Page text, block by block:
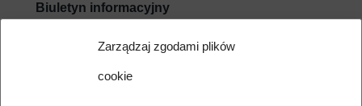
Zarządzaj zgodami plików
cookie
Biuletyn informacyjny